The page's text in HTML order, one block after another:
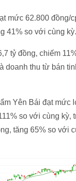
mức 62.800 đồng/
41% so với cùng kỳ.
tỷ đồng, chiếm
doanh thu từ bán
Yên Bái đạt mức
so với cùng kỳ,
tăng 65% so với